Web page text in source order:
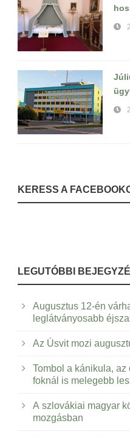
KERESS A
LEGUTÓBBI
Augusztus 12-én
leglátványosabb
Az Úsvit mozi
Tombol a kánikula,
foknál is melegebb
A szlovákiai magyar
mozgásban